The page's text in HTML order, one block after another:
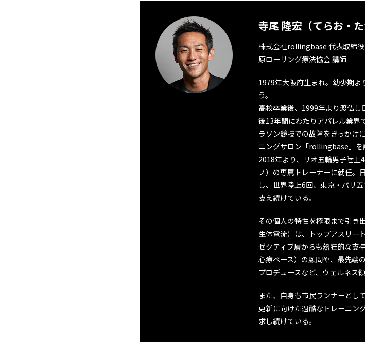
寺尾 隆宏（てらお・た
株式会社rollingbase 代表取締
原ローリング療法協会 講師
1979年大阪府生まれ。幼少期
う。
高校卒業後、1999年より渡仏
後13年間にわたりアパレル業界
ラソン競技での故障をきっかけ
ニングサロン「rollingbase」を
2018年より、リオ五輪男子陸
ノ）の専属トレーナーに就任。
し、世界陸上6回、東京・パリ
支え続けている。
その個人の特性を極限まで引
生体電流）は、トップアスリー
ゼクティブ層からも熱狂的な支
心療ベース）の顧問や、最先端
プロデュースなど、ウェルネス
また、自身も市民ランナーとし
更新に向けた過酷なトレーニン
求し続けている。